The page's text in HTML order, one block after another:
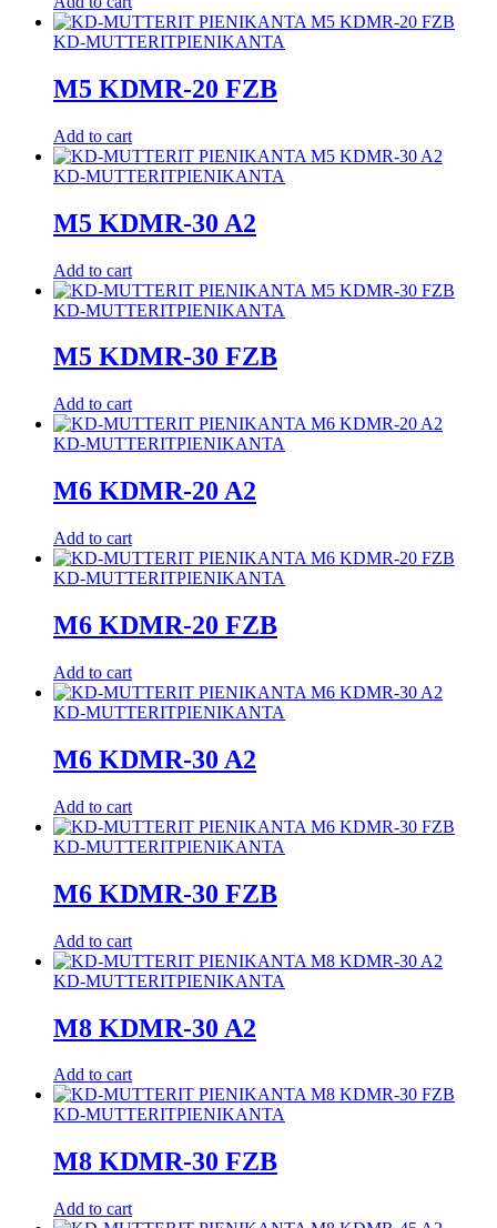
KD-MUTTERITPIENIKANTA
M5 KDMR-20 FZB
Add to cart
KD-MUTTERITPIENIKANTA
M5 KDMR-30 A2
Add to cart
KD-MUTTERITPIENIKANTA
M5 KDMR-30 FZB
Add to cart
KD-MUTTERITPIENIKANTA
M6 KDMR-20 A2
Add to cart
KD-MUTTERITPIENIKANTA
M6 KDMR-20 FZB
Add to cart
KD-MUTTERITPIENIKANTA
M6 KDMR-30 A2
Add to cart
KD-MUTTERITPIENIKANTA
M6 KDMR-30 FZB
Add to cart
KD-MUTTERITPIENIKANTA
M8 KDMR-30 A2
Add to cart
KD-MUTTERITPIENIKANTA
M8 KDMR-30 FZB
Add to cart